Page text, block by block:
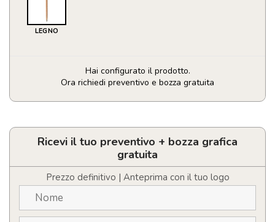
LEGNO
Hai configurato il prodotto.
Ora richiedi preventivo e bozza gratuita
Penna
sfera
Ricevi il tuo preventivo + bozza grafica
gratuita
Prezzo definitivo | Anteprima con il tuo logo